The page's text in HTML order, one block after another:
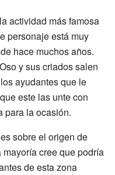
actividad más famosa
personaje está muy
hace muchos años.
y sus criados salen
ayudantes que le
este las unte con
para la ocasión.
sobre el origen de
mayoría cree que podría
de esta zona